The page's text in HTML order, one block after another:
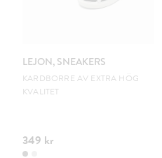
LEJON, SNEAKERS
KARDBORRE AV EXTRA HÖG
KVALITET
349 kr